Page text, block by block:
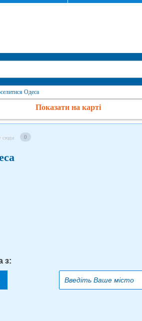
Одеса
Показати на карті
сюди 0
з: